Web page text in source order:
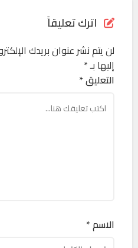
اترك تعليقاً
لن يتم نشر عنوان بريدك
إليها بـ*
التعليق *
الاسم *